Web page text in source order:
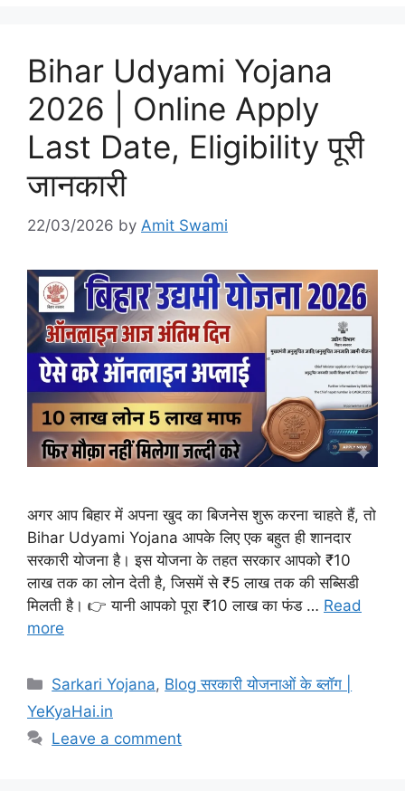
Bihar Udyami Yojana
2026 | Online Apply
Last Date, Eligibility पूरी
जानकारी
22/03/2026 by Amit Swami
अगर आप बिहार में अपना खुद का बिजनेस शुरू करना चाहते हैं, तो
Bihar Udyami Yojana आपके लिए एक बहुत ही शानदार
सरकारी योजना है। इस योजना के तहत सरकार आपको ₹10
लाख तक का लोन देती है, जिसमें से ₹5 लाख तक की सब्सिडी
मिलती है। 👉 यानी आपको पूरा ₹10 लाख का फंड … Read
more
Sarkari Yojana, Blog सरकारी योजनाओं के ब्लॉग |
YeKyaHai.in
Leave a comment